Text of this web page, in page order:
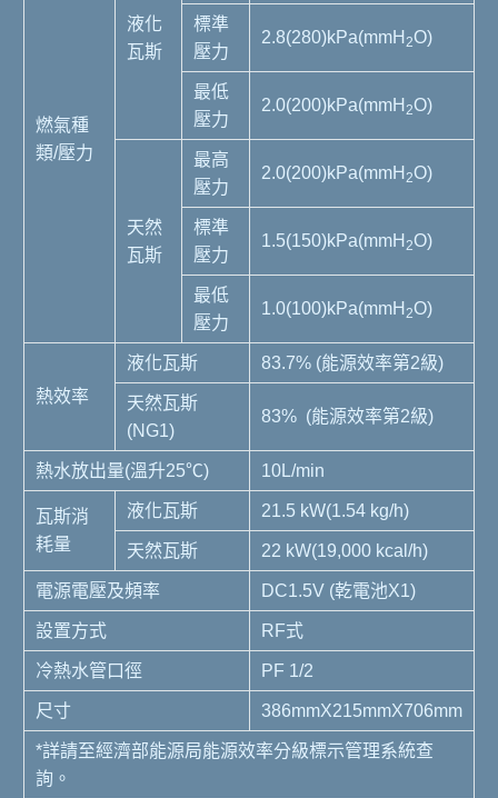
燃氣種
類/壓力
液化
瓦斯
標準
壓力
2.8(280)kPa(mmH 2O)
最低
壓力
2.0(200)kPa(mmH 2O)
天然
瓦斯
最高
壓力
2.0(200)kPa(mmH 2O)
標準
壓力
1.5(150)kPa(mmH 2O)
最低
壓力
1.0(100)kPa(mmH 2O)
熱效率
液化瓦斯 83.7% (能源效率第2級)
天然瓦斯
(NG1)
83% (能源效率第2級)
熱水放出量(溫升25℃) 10L/min
瓦斯消
耗量
液化瓦斯 21.5 kW(1.54 kg/h)
天然瓦斯 22 kW(19,000 kcal/h)
電源電壓及頻率 DC1.5V (乾電池X1)
設置方式 RF式
冷熱水管口徑 PF 1/2
尺寸 386mmX215mmX706mm
*詳請至經濟部能源局能源效率分級標示管理系統查
詢。